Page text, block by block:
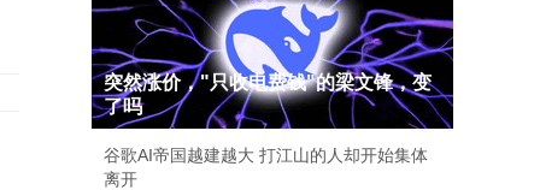
突然涨价，"只收电费钱"的梁文锋，变
了吗
谷歌AI帝国越建越大 打江山的人却开始集体
离开